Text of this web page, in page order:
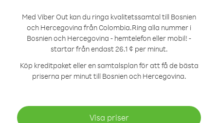
Med Viber Out kan du ringa kvalitetssamtal till Bosnien
och Hercegovina från Colombia.Ring alla nummer i
Bosnien och Hercegovina - hemtelefon eller mobil! -
startar från endast 26.1 ¢ per minut.
Köp kreditpaket eller en samtalsplan för att få de bästa
priserna per minut till Bosnien och Hercegovina.
Visa priser